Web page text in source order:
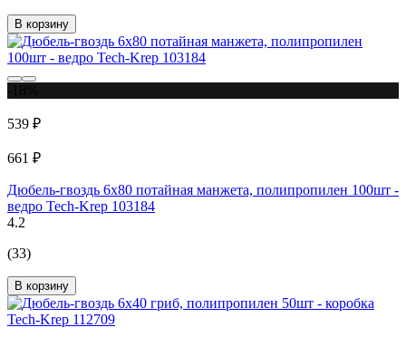
В корзину
539 ₽
661 ₽
Дюбель-гвоздь 6х80 потайная манжета, полипропилен 100шт -
ведро Tech-Krep 103184
4.2
(33)
В корзину